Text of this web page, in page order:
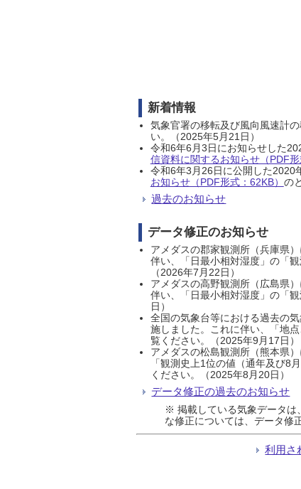
新着情報
気象官署の移転及び風向風速計
い。（2025年5月21日）
令和6年6月3日にお知らせした
信資料に関するお知らせ（PDF形
令和6年3月26日に公開した2020
お知らせ（PDF形式：62KB） の
過去のお知らせ
データ修正のお知らせ
アメダスの郡家観測所（兵庫県
伴い、「日最小相対湿度」の「
（2026年7月22日）
アメダスの高野観測所（広島県
伴い、「日最小相対湿度」の「
日）
全国の気象台等における過去の
施しました。これに伴い、「地
覧ください。（2025年9月17日）
アメダスの松島観測所（熊本県
「観測史上1位の値（通年及び8
ください。（2025年8月20日）
データ修正の過去のお知らせ
※ 掲載している気象データは
な修正については、データ修
利用さ